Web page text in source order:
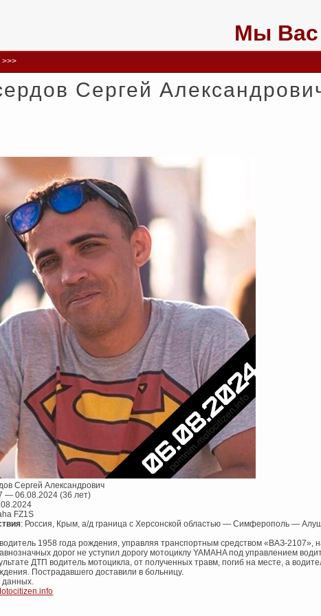
Мы
Сергей
Сергей Александрович
— 06.08.2024 (36 лет)
FZ1S
: Россия, Крым, а/д граница с Херсонской областью — Симферополь —
1958 года рождения, управляя транспортным средством «ВАЗ-2107»,
дорог не уступил дорогу мотоциклу YAMAHA под управлением
ДТП водитель мотоцикла, от полученных травм, погиб на месте, а
Пострадавшего доставили в больницу.
данных.